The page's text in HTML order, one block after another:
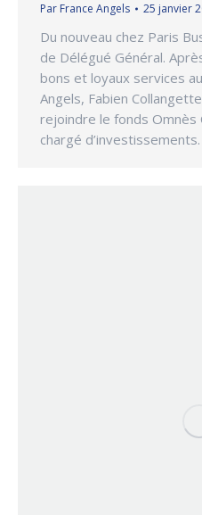
Par France Angels 25 janvier
Du nouveau chez Paris
de Délégué Général.
bons et loyaux services
Angels, Fabien
rejoindre le fonds Omnès
chargé d’investissements.